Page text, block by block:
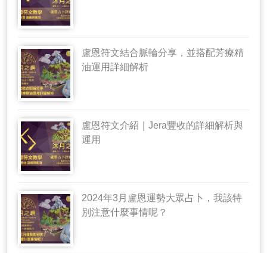
盧恩符文結合脈輪分享，並搭配芳療精
油運用詳細解析
盧恩符文介紹｜Jera豐收的詳細解析與
運用
2024年3月盧恩運勢大眾占卜，我該特
別注意什麼事情呢？